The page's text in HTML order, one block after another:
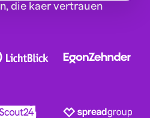
die kaer vertrauen